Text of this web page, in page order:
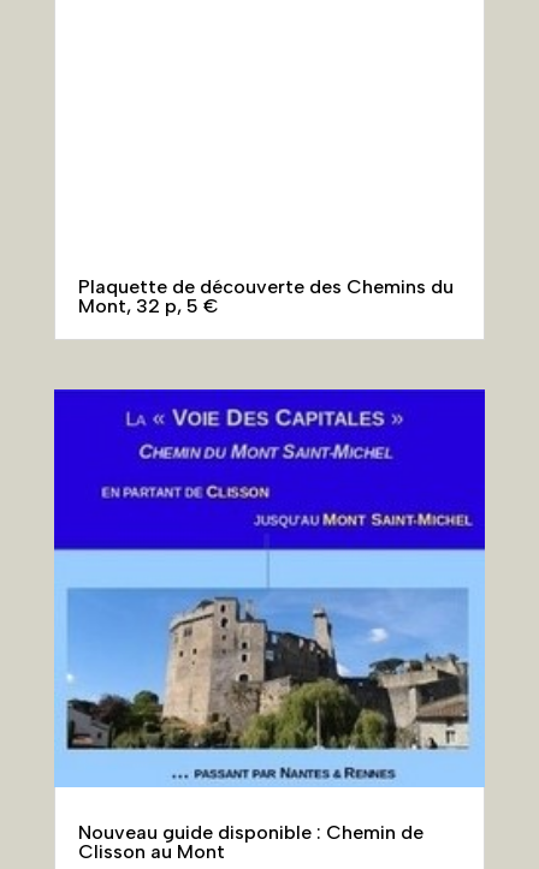
Plaquette de découverte des Chemins du
Mont, 32 p, 5 €
Nouveau guide disponible : Chemin de
Clisson au Mont